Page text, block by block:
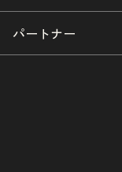
パートナー